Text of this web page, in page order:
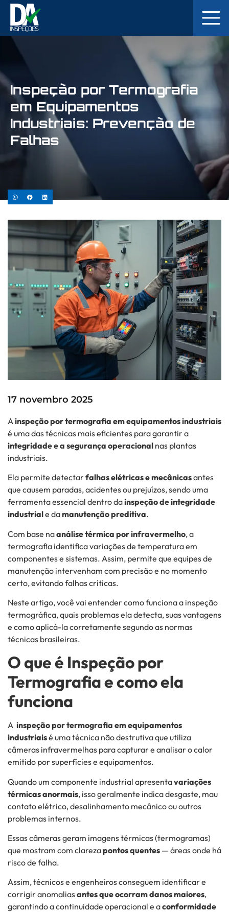
Inspeção por Termografia
em Equipamentos
Industriais: Prevenção de
Falhas
17 novembro 2025
A inspeção por termografia em equipamentos industriais
é uma das técnicas mais eficientes para garantir a
integridade e a segurança operacional nas plantas
industriais.
Ela permite detectarfalhas elétricas e mecânicasantes
que causem paradas, acidentes ou prejuízos, sendo uma
ferramenta essencial dentro dainspeção de integridade
industriale damanutenção preditiva.
Com base naanálise térmica por infravermelho, a
termografia identifica variações de temperatura em
componentes e sistemas. Assim, permite que equipes de
manutenção intervenham com precisão e no momento
certo, evitando falhas críticas.
Neste artigo, você vai entender como funciona a inspeção
termográfica, quais problemas ela detecta, suas vantagens
e como aplicá-la corretamente segundo as normas
técnicas brasileiras.
O que é Inspeção por
Termografia e como ela
funciona
A inspeção por termografia em equipamentos
industriaisé uma técnica não destrutiva que utiliza
câmeras infravermelhas para capturar e analisar o calor
emitido por superfícies e equipamentos.
Quando um componente industrial apresentavariações
térmicas anormais, isso geralmente indica desgaste, mau
contato elétrico, desalinhamento mecânico ou outros
problemas internos.
Essas câmeras geram imagens térmicas (termogramas)
que mostram com clarezapontos quentes — áreas onde há
risco de falha.
Assim, técnicos e engenheiros conseguem identificar e
corrigir anomaliasantes que ocorram danos maiores,
garantindo a continuidade operacional e aconformidade